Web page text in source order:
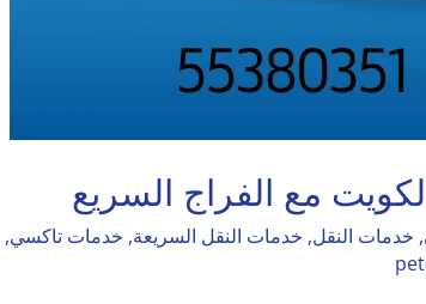
مع الفراج السريع
, خدمات النقل, خدمات النقل السريعة, خدمات تاكسي,